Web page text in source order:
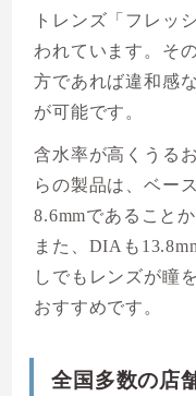
トレンズ「フレッ
われています。そ
方であれば違和感
が可能です。
含水率が高くうる
らの製品は、ベー
8.6mmであること
また、DIAも
しでもレンズが瞳
おすすめです。
全国多数の店